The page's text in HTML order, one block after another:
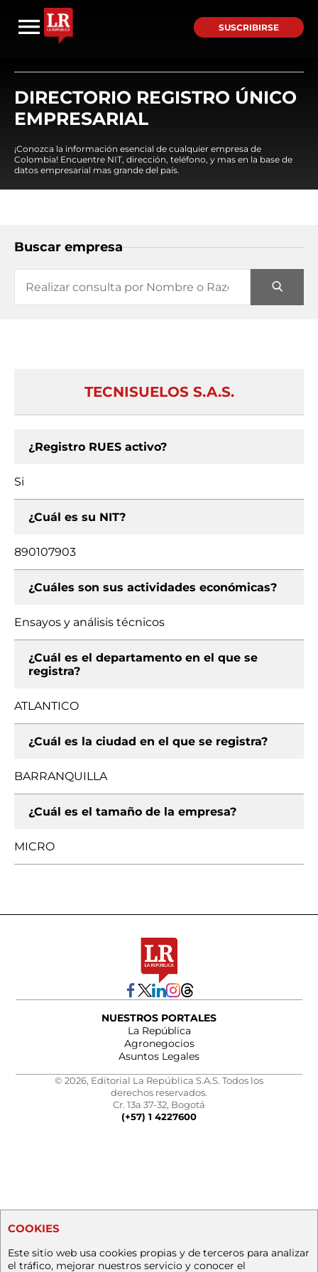
SUSCRIBIRSE
DIRECTORIO REGISTRO ÚNICO
EMPRESARIAL
¡Conozca la información esencial de cualquier empresa de
Colombia! Encuentre NIT, dirección, teléfono, y mas en la base de
datos empresarial mas grande del país.
Buscar empresa
TECNISUELOS S.A.S.
¿Registro RUES activo?
Si
¿Cuál es su NIT?
890107903
¿Cuáles son sus actividades económicas?
Ensayos y análisis técnicos
¿Cuál es el departamento en el que se
registra?
ATLANTICO
¿Cuál es la ciudad en el que se registra?
BARRANQUILLA
¿Cuál es el tamaño de la empresa?
MICRO
NUESTROS PORTALES
La República
Agronegocios
Asuntos Legales
© 2026, Editorial La República S.A.S. Todos los
derechos reservados.
Cr. 13a 37-32, Bogotá
(+57) 1 4227600
COOKIES
Este sitio web usa cookies propias y de terceros para analizar
el tráfico, mejorar nuestros servicio y conocer el